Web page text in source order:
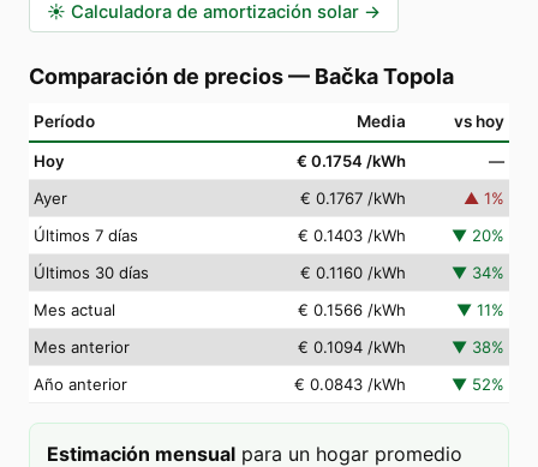
☀️ Calculadora de amortización solar →
Comparación de precios— Bačka Topola
Período Media vs hoy
Hoy € 0.1754 /kWh
—
Ayer
€ 0.1767 /kWh ▲ 1%
Últimos 7 días
€ 0.1403 /kWh ▼ 20%
Últimos 30 días
€ 0.1160 /kWh ▼ 34%
Mes actual
€ 0.1566 /kWh ▼ 11%
Mes anterior
€ 0.1094 /kWh ▼ 38%
Año anterior
€ 0.0843 /kWh ▼ 52%
Estimación mensual para un hogar promedio